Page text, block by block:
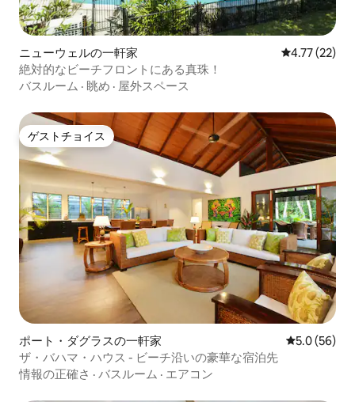
ニューウェルの一軒家 レビュー22
4.77 (22)
絶対的なビーチフロントにある真珠！
バスルーム · 眺め · 屋外スペース
ゲストチョイス
ゲストチョイス
ポート・ダグラスの一軒家 レビュー56
5.0 (56)
ザ・バハマ・ハウス - ビーチ沿いの豪華な宿泊先
情報の正確さ · バスルーム · エアコン